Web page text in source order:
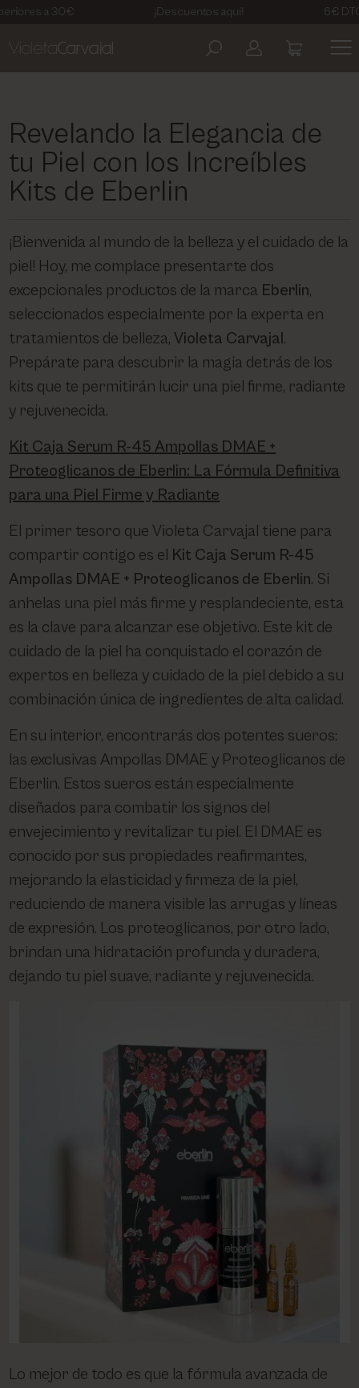
a 30€ ¡Descuentos aquí! 6€ DTO
Revelando la Elegancia de
tu Piel con los Increíbles
Kits de Eberlin
¡Bienvenida al mundo de la belleza y el cuidado de la
piel! Hoy, me complace presentarte dos
excepcionales productos de la marca Eberlin,
seleccionados especialmente por la experta en
tratamientos de belleza,Violeta Carvajal.
Prepárate para descubrir la magia detrás de los
kits que te permitirán lucir una piel firme, radiante
y rejuvenecida.
Kit Caja Serum R-45 Ampollas DMAE +
Proteoglicanos de Eberlin: La Fórmula Definitiva
para una Piel Firme y Radiante
El primer tesoro que Violeta Carvajal tiene para
compartir contigo es el Kit Caja Serum R-45
Ampollas DMAE + Proteoglicanos de Eberlin. Si
anhelas una piel más firme y resplandeciente, esta
es la clave para alcanzar ese objetivo. Este kit de
cuidado de la piel ha conquistado el corazón de
expertos en belleza y cuidado de la piel debido a su
combinación única de ingredientes de alta calidad.
En su interior, encontrarás dos potentes sueros:
las exclusivas Ampollas DMAE y Proteoglicanos de
Eberlin. Estos sueros están especialmente
diseñados para combatir los signos del
envejecimiento y revitalizar tu piel. El DMAE es
conocido por sus propiedades reafirmantes,
mejorando la elasticidad y firmeza de la piel,
reduciendo de manera visible las arrugas y líneas
de expresión. Los proteoglicanos, por otro lado,
brindan una hidratación profunda y duradera,
dejando tu piel suave, radiante y rejuvenecida.
Lo mejor de todo es que la fórmula avanzada de
COSMETIC LEVEL
EBERLIN BIOCOSMETICS
MASGLO
MESOESTETIC
PHARM FOOT
PHYRIS
UTSUKUSY
POLÍTICA DE PRIVACIDAD
TÉRMINOS Y CONDICIONES